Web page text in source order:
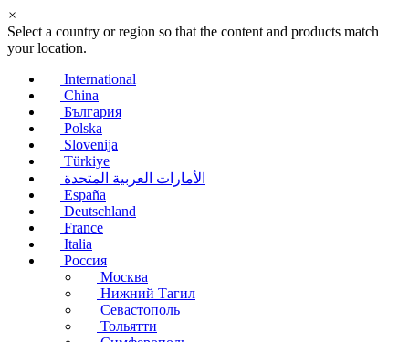
×
Select a country or region so that the content and products match
your location.
International
China
България
Polska
Slovenija
Türkiye
الأمارات العربية المتحدة
España
Deutschland
France
Italia
Россия
Москва
Нижний Тагил
Севастополь
Тольятти